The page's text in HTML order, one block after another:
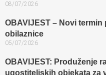
08/07/2026
OBAVIJEST – Novi
obilaznice​
05/07/2026
OBAVIJEST: Produženje
ugostiteljskih objekata za